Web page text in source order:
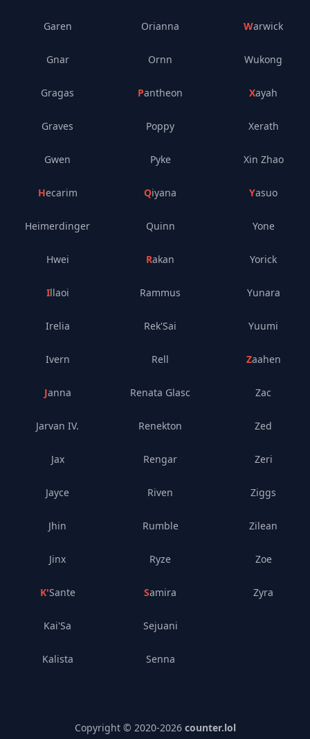
Garen
Gnar
Gragas
Graves
Gwen
Hecarim
Heimerdinger
Hwei
Illaoi
Irelia
Ivern
Janna
Jarvan IV.
Jax
Jayce
Jhin
Jinx
K'Sante
Kai'Sa
Kalista
Orianna
Ornn
Pantheon
Poppy
Pyke
Qiyana
Quinn
Rakan
Rammus
Rek'Sai
Rell
Renata Glasc
Renekton
Rengar
Riven
Rumble
Ryze
Samira
Sejuani
Senna
Warwick
Wukong
Xayah
Xerath
Xin Zhao
Yasuo
Yone
Yorick
Yunara
Yuumi
Zaahen
Zac
Zed
Zeri
Ziggs
Zilean
Zoe
Zyra
Copyright © 2020-2026 counter.lol